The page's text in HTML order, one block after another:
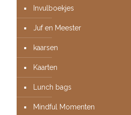
Invulboekjes
Juf en Meester
kaarsen
Kaarten
Lunch bags
Mindful Momenten